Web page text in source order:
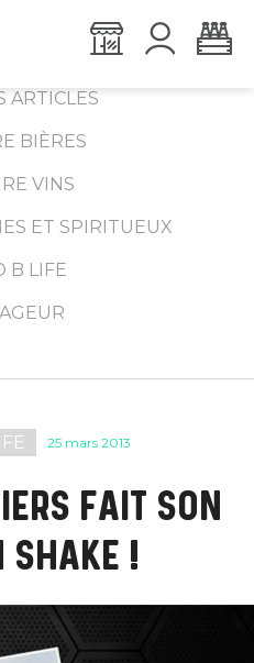
ARTICLES
BIÈRES
VINS
ET SPIRITUEUX
B LIFE
25 mars 2013
FAIT SON
SHAKE !